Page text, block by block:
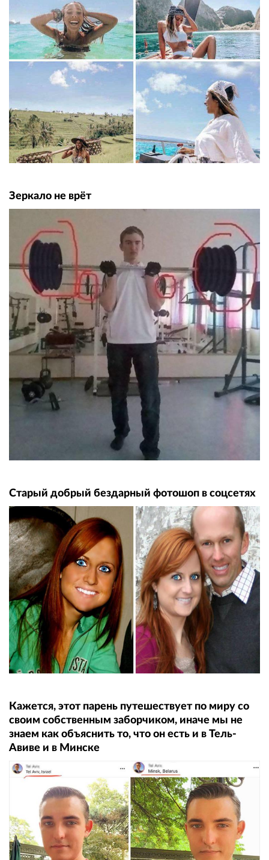
Зеркало не врёт
Старый добрый бездарный фотошоп в соцсетях
Кажется, этот парень путешествует по миру со
своим собственным заборчиком, иначе мы не
знаем как объяснить то, что он есть и в Тель-
Авиве и в Минске